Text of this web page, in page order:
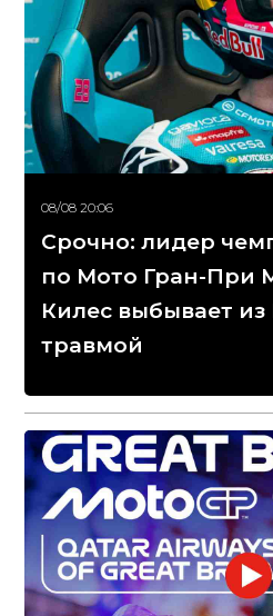
08/08 20:06
Срочно: лидер
по Мото Гран-При
Килес выбывает из
травмой